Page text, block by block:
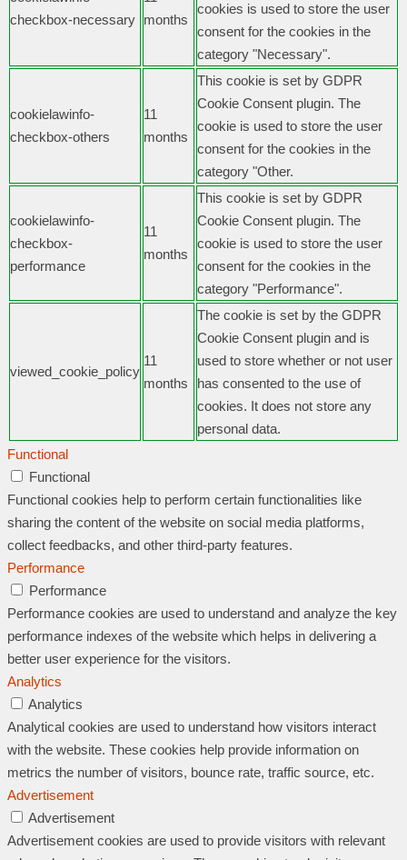
checkbox-necessary months
cookies is used to store the user
consent for the cookies in the
category "Necessary".
cookielawinfo-
checkbox-others
11
months
This cookie is set by GDPR
Cookie Consent plugin. The
cookie is used to store the user
consent for the cookies in the
category "Other.
cookielawinfo-
checkbox-
performance
11
months
This cookie is set by GDPR
Cookie Consent plugin. The
cookie is used to store the user
consent for the cookies in the
category "Performance".
viewed_cookie_policy
11
months
The cookie is set by the GDPR
Cookie Consent plugin and is
used to store whether or not user
has consented to the use of
cookies. It does not store any
personal data.
Functional
Functional
Functional cookies help to perform certain functionalities like
sharing the content of the website on social media platforms,
collect feedbacks, and other third-party features.
Performance
Performance
Performance cookies are used to understand and analyze the key
performance indexes of the website which helps in delivering a
better user experience for the visitors.
Analytics
Analytics
Analytical cookies are used to understand how visitors interact
with the website. These cookies help provide information on
metrics the number of visitors, bounce rate, traffic source, etc.
Advertisement
Advertisement
Advertisement cookies are used to provide visitors with relevant